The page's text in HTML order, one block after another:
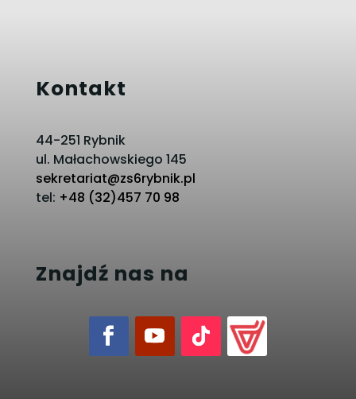
Kontakt
44-251 Rybnik
ul. Małachowskiego 145
sekretariat@zs6rybnik.pl
tel: +48 (32)457 70 98
Znajdź nas na